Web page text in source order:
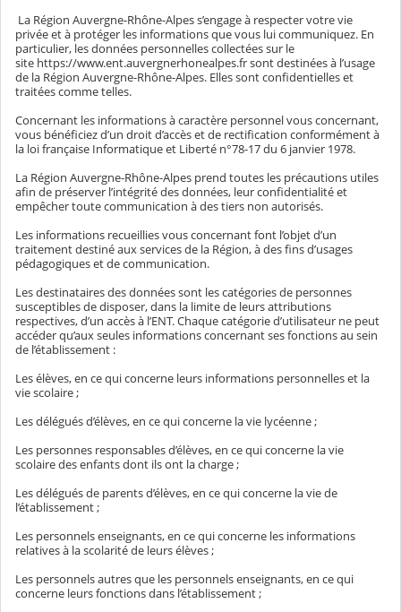
La Région Auvergne-Rhône-Alpes s’engage à respecter votre vie
privée et à protéger les informations que vous lui communiquez. En
particulier, les données personnelles collectées sur le
site https://www.ent.auvergnerhonealpes.fr sont destinées à l’usage
de la Région Auvergne-Rhône-Alpes. Elles sont confidentielles et
traitées comme telles.
Concernant les informations à caractère personnel vous concernant,
vous bénéficiez d’un droit d’accès et de rectification conformément à
la loi française Informatique et Liberté n°78-17 du 6 janvier 1978.
La Région Auvergne-Rhône-Alpes prend toutes les précautions utiles
afin de préserver l’intégrité des données, leur confidentialité et
empêcher toute communication à des tiers non autorisés.
Les informations recueillies vous concernant font l’objet d’un
traitement destiné aux services de la Région, à des fins d’usages
pédagogiques et de communication.
Les destinataires des données sont les catégories de personnes
susceptibles de disposer, dans la limite de leurs attributions
respectives, d’un accès à l’ENT. Chaque catégorie d’utilisateur ne peut
accéder qu’aux seules informations concernant ses fonctions au sein
de l’établissement :
Les élèves, en ce qui concerne leurs informations personnelles et la
vie scolaire ;
Les délégués d’élèves, en ce qui concerne la vie lycéenne ;
Les personnes responsables d’élèves, en ce qui concerne la vie
scolaire des enfants dont ils ont la charge ;
Les délégués de parents d’élèves, en ce qui concerne la vie de
l’établissement ;
Les personnels enseignants, en ce qui concerne les informations
relatives à la scolarité de leurs élèves ;
Les personnels autres que les personnels enseignants, en ce qui
concerne leurs fonctions dans l’établissement ;